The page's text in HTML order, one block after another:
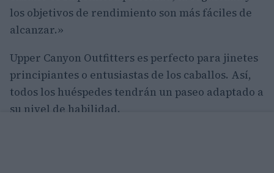
los objetivos de rendimiento son más fáciles de
alcanzar.»
Upper Canyon Outfitters es perfecto para jinetes
principiantes o entusiastas de los caballos. Así,
todos los huéspedes tendrán un paseo adaptado a
su nivel de habilidad.